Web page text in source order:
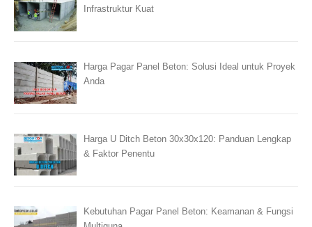
Infrastruktur Kuat
Harga Pagar Panel Beton: Solusi Ideal untuk Proyek
Anda
Harga U Ditch Beton 30x30x120: Panduan Lengkap
& Faktor Penentu
Kebutuhan Pagar Panel Beton: Keamanan & Fungsi